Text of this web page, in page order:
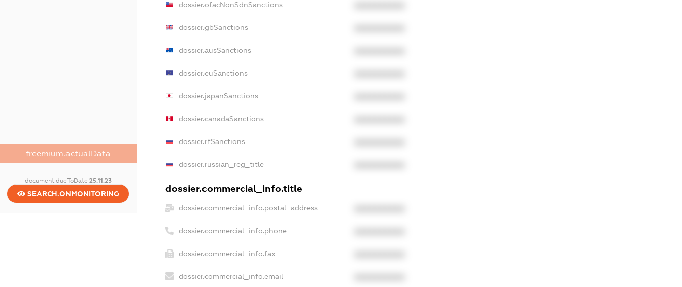
freemium.actualData
document.dueToDate 25.11.23
SEARCH.ONMONITORING
dossier.ofacNonSdnSanctions
dossier.gbSanctions
dossier.ausSanctions
dossier.euSanctions
dossier.japanSanctions
dossier.canadaSanctions
dossier.rfSanctions
dossier.russian_reg_title
dossier.commercial_info.title
dossier.commercial_info.postal_address
dossier.commercial_info.phone
dossier.commercial_info.fax
dossier.commercial_info.email